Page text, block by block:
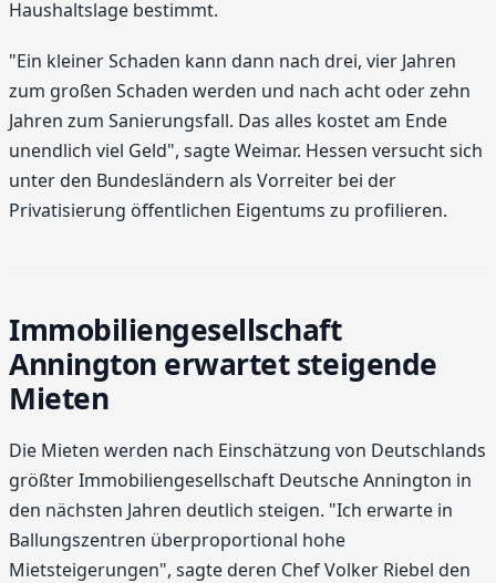
Haushaltslage bestimmt.
"Ein kleiner Schaden kann dann nach drei, vier Jahren
zum großen Schaden werden und nach acht oder zehn
Jahren zum Sanierungsfall. Das alles kostet am Ende
unendlich viel Geld", sagte Weimar. Hessen versucht sich
unter den Bundesländern als Vorreiter bei der
Privatisierung öffentlichen Eigentums zu profilieren.
Immobiliengesellschaft
Annington erwartet steigende
Mieten
Die Mieten werden nach Einschätzung von Deutschlands
größter Immobiliengesellschaft Deutsche Annington in
den nächsten Jahren deutlich steigen. "Ich erwarte in
Ballungszentren überproportional hohe
Mietsteigerungen", sagte deren Chef Volker Riebel den